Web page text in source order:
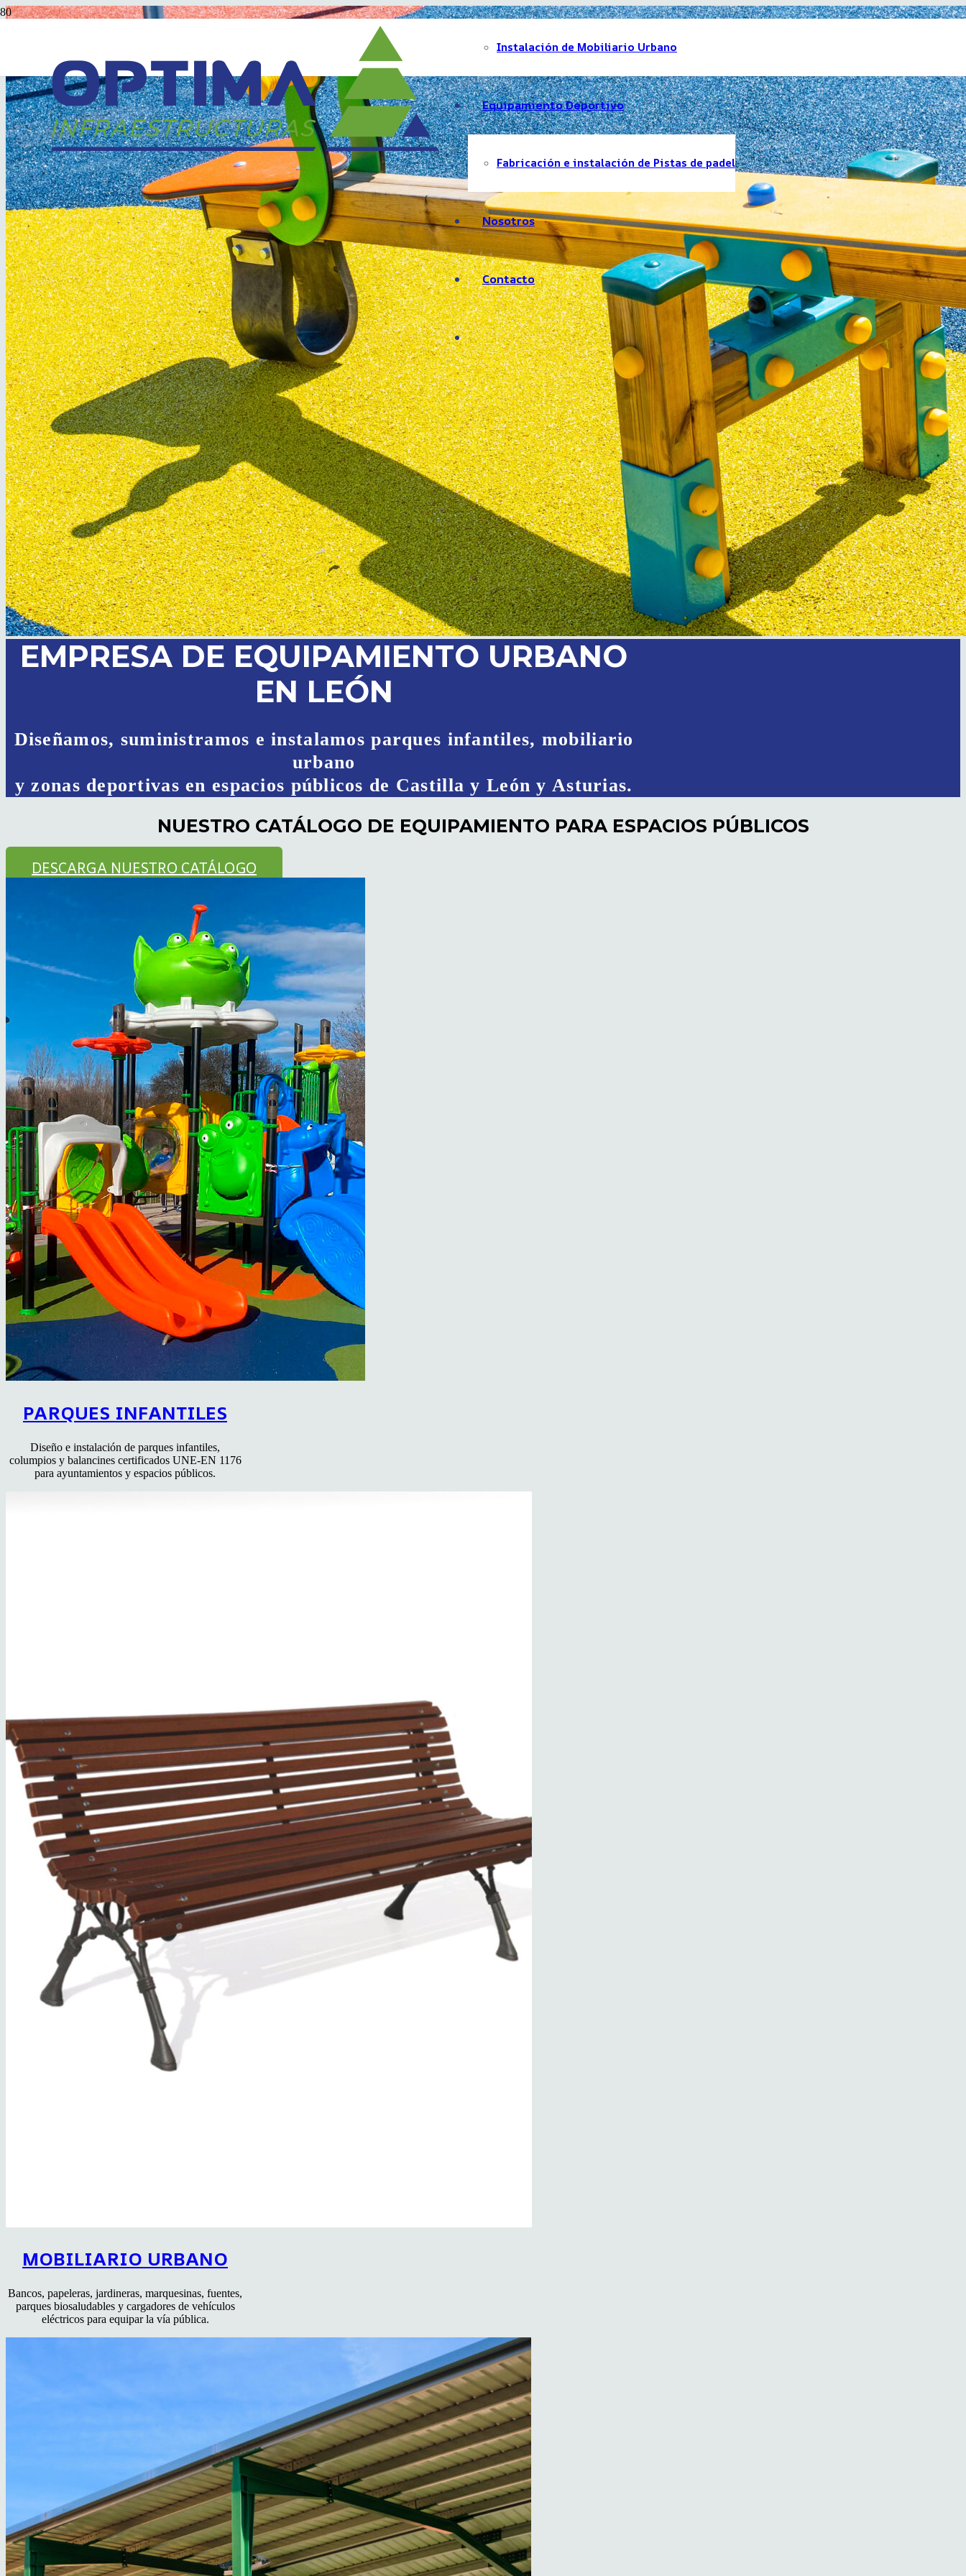
Instalación de Mobiliario Urbano
Equipamiento Deportivo
Fabricación e instalación de Pistas de padel
Nosotros
Contacto
EMPRESA DE EQUIPAMIENTO URBANO
EN LEÓN
Diseñamos, suministramos e instalamos parques infantiles, mobiliario
urbano
y zonas deportivas en espacios públicos de Castilla y León y Asturias.
NUESTRO CATÁLOGO DE EQUIPAMIENTO PARA ESPACIOS PÚBLICOS
DESCARGA NUESTRO CATÁLOGO
PARQUES INFANTILES
Diseño e instalación de parques infantiles,
columpios y balancines certificados UNE-EN 1176
para ayuntamientos y espacios públicos.
MOBILIARIO URBANO
Bancos, papeleras, jardineras, marquesinas, fuentes,
parques biosaludables y cargadores de vehículos
eléctricos para equipar la vía pública.